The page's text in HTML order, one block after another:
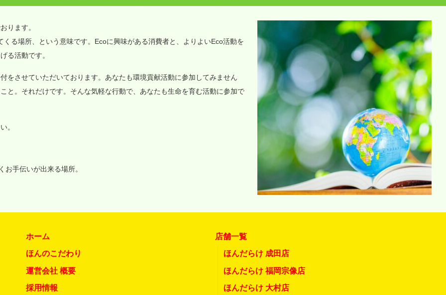
ります。
る場所、という意味です。Ecoに興味がある消費者と、よりよいEco活動を
る活動です。
をさせていただいております。あなたも環境貢献活動に参加してみません
と。それだけです。そんな気軽な行動で、あなたも生命を育む活動に参加で
。
手伝いが出来る場所。
ホーム
ほんのこだわり
運営会社 概要
採用情報
店舗一覧
ほんだらけ 成田店
ほんだらけ 福岡宗像店
ほんだらけ 大村店